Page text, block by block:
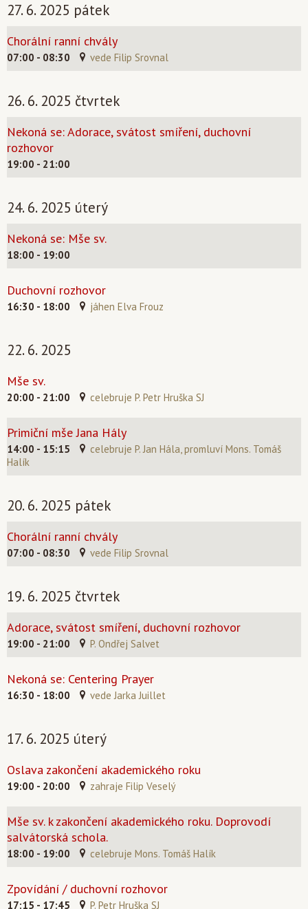
27. 6. 2025 pátek
Chorální ranní chvály
07:00 - 08:30 vede Filip Srovnal
26. 6. 2025 čtvrtek
Nekoná se: Adorace, svátost smíření, duchovní
rozhovor
19:00 - 21:00
24. 6. 2025 úterý
Nekoná se: Mše sv.
18:00 - 19:00
Duchovní rozhovor
16:30 - 18:00 jáhen Elva Frouz
22. 6. 2025
Mše sv.
20:00 - 21:00 celebruje P. Petr Hruška SJ
Primiční mše Jana Hály
14:00 - 15:15
celebruje P. Jan Hála, promluví Mons. Tomáš
Halík
20. 6. 2025 pátek
Chorální ranní chvály
07:00 - 08:30 vede Filip Srovnal
19. 6. 2025 čtvrtek
Adorace, svátost smíření, duchovní rozhovor
19:00 - 21:00 P. Ondřej Salvet
Nekoná se: Centering Prayer
16:30 - 18:00 vede Jarka Juillet
17. 6. 2025 úterý
Oslava zakončení akademického roku
19:00 - 20:00 zahraje Filip Veselý
Mše sv. k zakončení akademického roku. Doprovodí
salvátorská schola.
18:00 - 19:00 celebruje Mons. Tomáš Halík
Zpovídání / duchovní rozhovor
17:15 - 17:45 P. Petr Hruška SJ